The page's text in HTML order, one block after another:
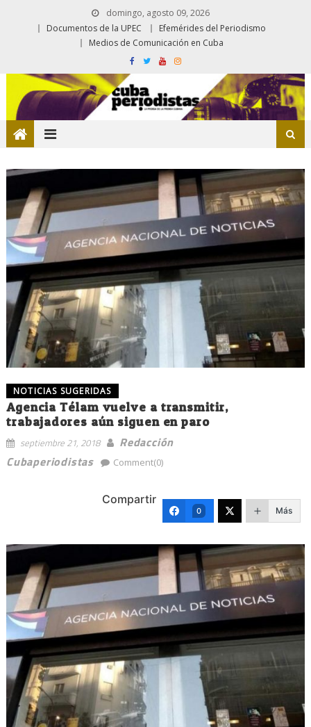
domingo, agosto 09, 2026
Documentos de la UPEC
Efemérides del Periodismo
Medios de Comunicación en Cuba
NOTICIAS SUGERIDAS
Agencia Télam vuelve a transmitir,
trabajadores aún siguen en paro
septiembre 21, 2018
Redacción
Cubaperiodistas
Comment(0)
Compartir
0 Más